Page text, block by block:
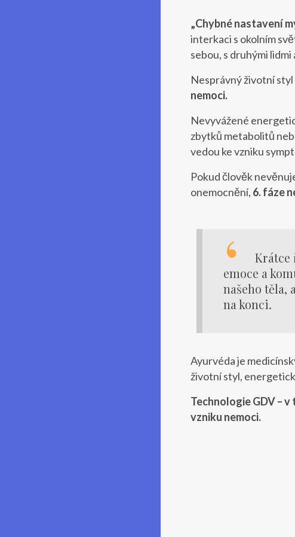
„Chybné nastavení
interkaci s okolním
sebou, s druhými lidmi
Nesprávný životní
nemoci.
Nevyvážené
zbytků metabolitů
vedou ke vzniku
Pokud člověk
onemocnění, 6. fáze
Krátce
emoce a
našeho těla,
na konci.
Ayurvéda je
životní styl,
Technologie GDV –
vzniku nemoci.